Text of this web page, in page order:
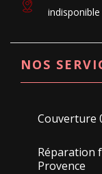
indisponible
NOS
Couverture
Réparation
Provence